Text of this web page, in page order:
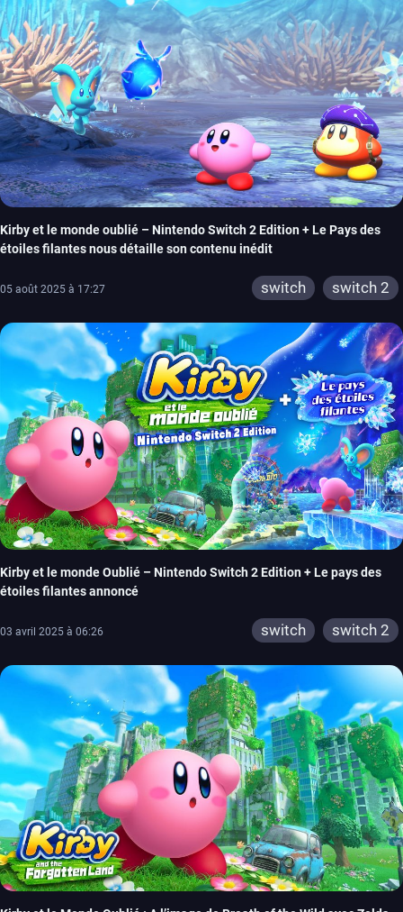
Kirby et le monde oublié – Nintendo Switch 2 Edition + Le Pays des
étoiles filantes nous détaille son contenu inédit
05 août 2025 à 17:27 switch switch 2
Kirby et le monde Oublié – Nintendo Switch 2 Edition + Le pays des
étoiles filantes annoncé
03 avril 2025 à 06:26 switch switch 2